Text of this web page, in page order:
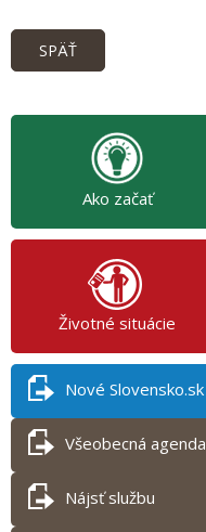
SPÄŤ
Ako začať
Životné situácie
Nové Slovensko.sk
Všeobecná agenda
Nájsť službu